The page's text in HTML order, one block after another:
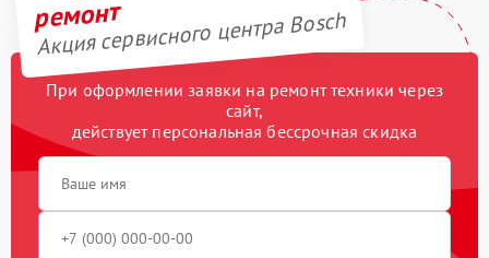
ремонт
Акция сервисного центра Bosch
При оформлении заявки на ремонт техники через
сайт,
действует персональная бессрочная скидка